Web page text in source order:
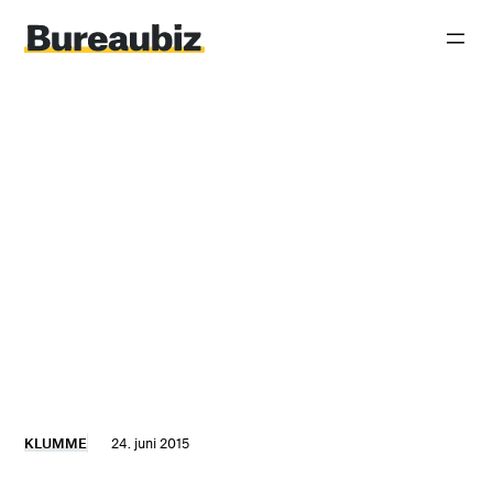
indhold
KLUMME 24. juni 2015